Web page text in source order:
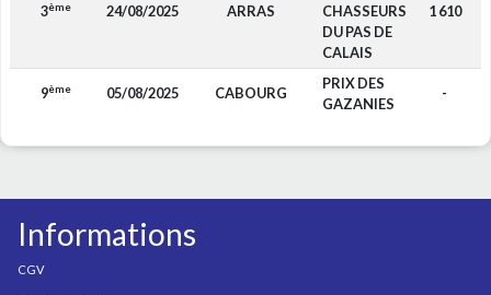
3ème 24/08/2025 ARRAS
CHASSEURS
DU PAS DE
CALAIS
1 610
9ème 05/08/2025 CABOURG
PRIX DES
GAZANIES
-
Informations
CGV